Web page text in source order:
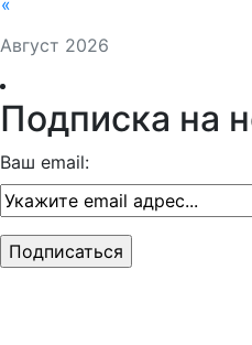
Август 2026
«
Подписка на
Ваш email: